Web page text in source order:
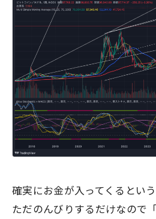
確実にお金が入ってくるとい
ただのんびりするだけなので